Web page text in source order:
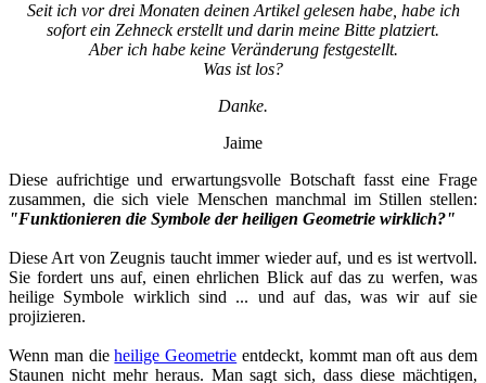
Seit ich vor drei Monaten deinen Artikel gelesen habe, habe ich
sofort ein Zehneck erstellt und darin meine Bitte platziert.
Aber ich habe keine Veränderung festgestellt.
Was ist los?
Danke.
Jaime
Diese aufrichtige und erwartungsvolle Botschaft fasst eine Frage
zusammen, die sich viele Menschen manchmal im Stillen stellen:
"Funktionieren die Symbole der heiligen Geometrie wirklich?"
Diese Art von Zeugnis taucht immer wieder auf, und es ist wertvoll.
Sie fordert uns auf, einen ehrlichen Blick auf das zu werfen, was
heilige Symbole wirklich sind ... und auf das, was wir auf sie
projizieren.
Wenn man dieheilige Geometrie entdeckt, kommt man oft aus dem
Staunen nicht mehr heraus. Man sagt sich, dass diese mächtigen,